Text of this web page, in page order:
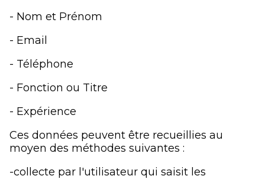
- Nom et Prénom
- Email
- Téléphone
- Fonction ou Titre
- Expérience
Ces données peuvent être recueillies au
moyen des méthodes suivantes :
-collecte par l'utilisateur qui saisit les